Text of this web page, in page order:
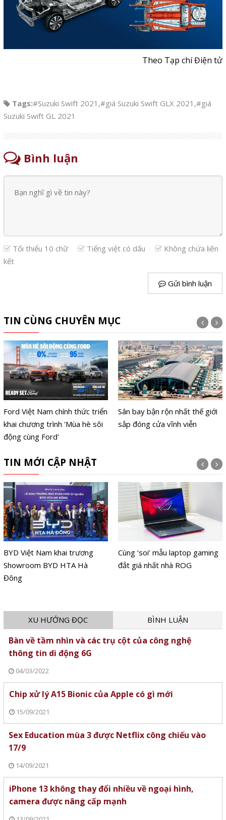
Theo Tạp chí Điện tử
Tags:#Suzuki Swift 2021 ,#giá Suzuki Swift GLX 2021 ,#giá
Suzuki Swift GL 2021
Bình luận
Tối thiểu 10 chữ Tiếng việt có dấu
Không chứa liên
kết
Gửi bình luận
TIN CÙNG CHUYÊN MỤC
Ford Việt Nam chính thức triển
khai chương trình 'Mùa hè sôi
động cùng Ford'
Sân bay bận rộn nhất thế giới
sắp đóng cửa vĩnh viễn
TIN MỚI CẬP NHẬT
BYD Việt Nam khai trương
Showroom BYD HTA Hà
Đông
Cùng ‘soi’ mẫu laptop gaming
đắt giá nhất nhà ROG
XU HƯỚNG ĐỌC BÌNH LUẬN
Bàn về tầm nhìn và các trụ cột của công nghệ
thông tin di động 6G
04/03/2022
Chip xử lý A15 Bionic của Apple có gì mới
15/09/2021
Sex Education mùa 3 được Netflix công chiếu vào
17/9
14/09/2021
iPhone 13 không thay đổi nhiều về ngoại hình,
camera được nâng cấp mạnh